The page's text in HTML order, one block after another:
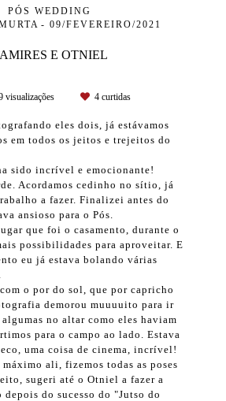
PÓS WEDDING
09/FEVEREIRO/2021
E OTNIEL
visualizações 4 curtidas
eles dois, já estávamos
em todos os jeitos e trejeitos do
sido incrível e emocionante!
Acordamos cedinho no sítio, já
a fazer. Finalizei antes do
ansioso para o Pós.
que foi o casamento, durante o
possibilidades para aproveitar. E
eu já estava bolando várias
o por do sol, que por capricho
demorou muuuuito para ir
no altar como eles haviam
para o campo ao lado. Estava
uma coisa de cinema, incrível!
ali, fizemos todas as poses
sugeri até o Otniel a fazer a
do sucesso do "Jutso do